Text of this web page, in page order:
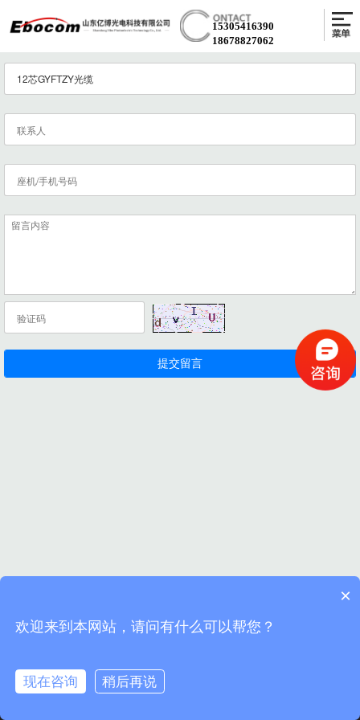
15305416390
18678827062
首页 电话
×
欢迎来到本网站，请问有什么可以帮您？
现在咨询 稍后再说